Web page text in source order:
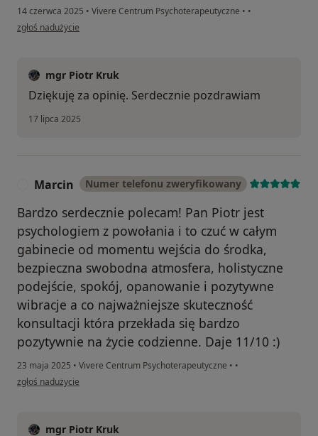
14 czerwca 2025 • Vivere Centrum Psychoterapeutyczne • •
w opinii użytkownika Anonim
zgłoś nadużycie
mgr Piotr Kruk
Dziękuję za opinię. Serdecznie pozdrawiam
17 lipca 2025
Marcin Numer telefonu zweryfikowany
Bardzo serdecznie polecam! Pan Piotr jest
psychologiem z powołania i to czuć w całym
gabinecie od momentu wejścia do środka,
bezpieczna swobodna atmosfera, holistyczne
podejście, spokój, opanowanie i pozytywne
wibracje a co najważniejsze skuteczność
konsultacji która przekłada się bardzo
pozytywnie na życie codzienne. Daje 11/10 :)
23 maja 2025 • Vivere Centrum Psychoterapeutyczne • •
w opinii użytkownika Marcin
zgłoś nadużycie
mgr Piotr Kruk